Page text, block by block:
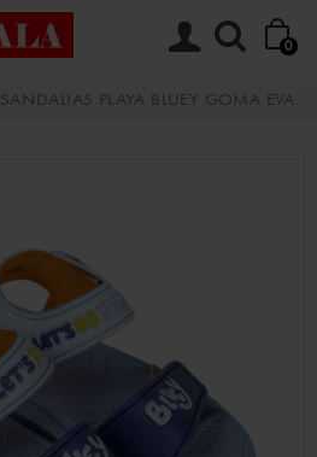
0
SANDALIAS PLAYA BLUEY GOMA EVA